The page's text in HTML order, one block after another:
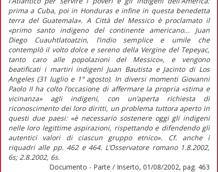
prima a Cuba, poi in Honduras e infine in questa benedetta
terra del Guatemala». A Città del Messico è proclamato il
«primo santo indigeno del continente americano... Juan
Diego Cuauhtlatoatzin, l’indio semplice e umile che
contemplò il volto dolce e sereno della Vergine del Tepeyac,
tanto caro alle popolazioni del Messico», e vengono
beatificati i martiri indigeni Juan Bautista e Jacinto di Los
Angeles (31 luglio e 1° agosto). In diversi momenti Giovanni
Paolo II ha colto l’occasione di affermare la propria «stima e
vicinanza» agli indigeni, con un’aperta richiesta di
riconoscimento dei loro diritti, un problema tuttora aperto in
questi due paesi: «è necessario sostenere oggi gli indigeni
nelle loro legittime aspirazioni, rispettando e difendendo gli
autentici valori di ciascun gruppo etnico». Cf. anche i
riquadri alle pp. 462 e 464. L’Osservatore romano 1.8.2002,
6s; 2.8.2002, 6s.
Documento - Parte / Inserto, 01/08/2002, pag. 463